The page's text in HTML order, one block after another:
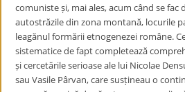
comuniste și, mai ales, acum când se fac
autostrăzile din zona montană, locurile
leagănul formării etnogenezei române.
sistematice de fapt completează
și cercetările serioase ale lui Nicolae
sau Vasile Pârvan, care susțineau o